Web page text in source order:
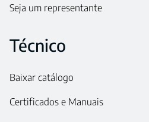
Técnico
Baixar catálogo
Certificados e Manuais
Seja um representante